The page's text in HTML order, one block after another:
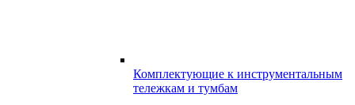
Комплектующие к инструментальным
тележкам и тумбам